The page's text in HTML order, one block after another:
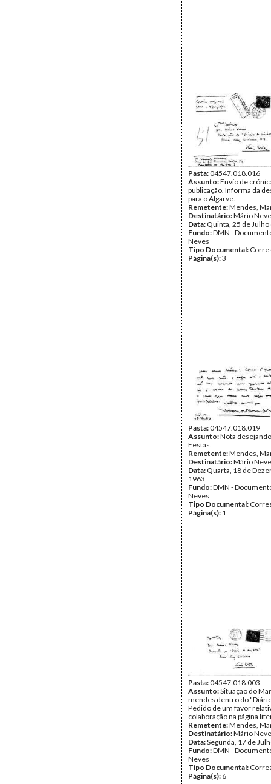
Pasta:04547.018.016
Assunto:Envío de
publicação. Informa da
para o Algarve.
Remetente:Mendes,
Destinatário:Mário
Data: Quinta, 25 de
Fundo:DMN -
Neves
Tipo Documental:
Página(s):3
Pasta:04547.018.019
Assunto:Nota
Festas.
Remetente:Mendes,
Destinatário:Mário
Data: Quarta, 18 de
1963
Fundo:DMN -
Neves
Tipo Documental:
Página(s): 1
Pasta:04547.018.003
Assunto:Situação do
mendes dentro do
Pedido de um favor
colaboração na página
Remetente:Mendes,
Destinatário:Mário
Data:Segunda, 17 de
Fundo:DMN -
Neves
Tipo Documental:
Página(s): 6